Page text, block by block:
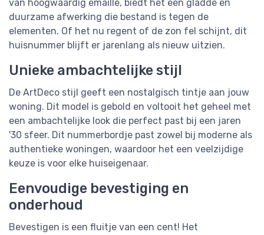
van hoogwaardig emaille, biedt het een gladde en
duurzame afwerking die bestand is tegen de
elementen. Of het nu regent of de zon fel schijnt, dit
huisnummer blijft er jarenlang als nieuw uitzien.
Unieke ambachtelijke stijl
De ArtDeco stijl geeft een nostalgisch tintje aan jouw
woning. Dit model is gebold en voltooit het geheel met
een ambachtelijke look die perfect past bij een jaren
'30 sfeer. Dit nummerbordje past zowel bij moderne als
authentieke woningen, waardoor het een veelzijdige
keuze is voor elke huiseigenaar.
Eenvoudige bevestiging en
onderhoud
Bevestigen is een fluitje van een cent! Het